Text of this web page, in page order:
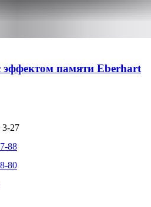
памяти Eberhart
3-27
88
80